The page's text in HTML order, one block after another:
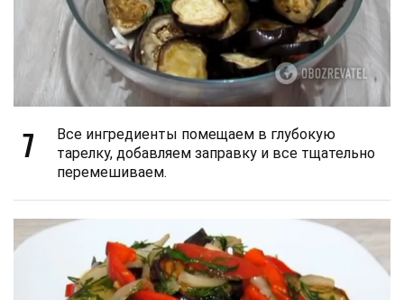
7
Все ингредиенты помещаем в глубокую
тарелку, добавляем заправку и все тщательно
перемешиваем.